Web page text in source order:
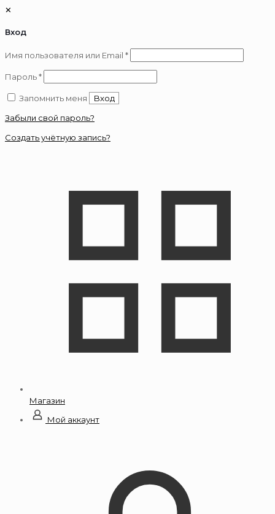
✕
Вход
Имя пользователя или Email *Обязательно
Пароль*Обязательно
Запомнить меня
Вход
Забыли свой пароль?
Создать учётную запись?
Магазин
Мой аккаунт